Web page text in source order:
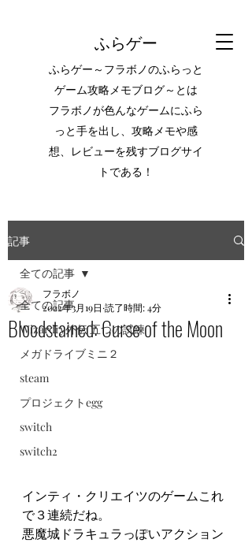
ふらゲー
ふらゲー～フラボノのふらっと
ゲーム攻略メモブログ～とは
フラボノが色んなゲームにふら
っと手を出し、攻略メモや感
想、レビューを残すブログサイ
トである！
記事
全ての記事
Wizardry外伝 五つの試練
メガドライブミニ２
steam
プロジェクトegg
switch
switch2
全ての記事
Bloodstained: Curse of the Moon
フラボノ
2022年3月19日 読了時間: 4分
インティ・クリエイツのゲームこれ
で３連続だね。
悪魔城ドラキュラっぽいアクション